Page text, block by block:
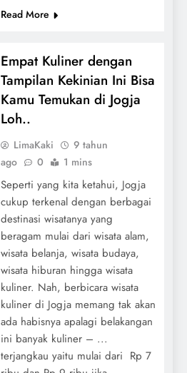
Read More
Empat Kuliner dengan
Tampilan Kekinian Ini Bisa
Kamu Temukan di Jogja
Loh..
LimaKaki
9 tahun
ago
0 1 mins
Seperti yang kita ketahui, Jogja
cukup terkenal dengan berbagai
destinasi wisatanya yang
beragam mulai dari wisata alam,
wisata belanja, wisata budaya,
wisata hiburan hingga wisata
kuliner. Nah, berbicara wisata
kuliner di Jogja memang tak akan
ada habisnya apalagi belakangan
ini banyak kuliner – ...
terjangkau yaitu mulai dari Rp 7